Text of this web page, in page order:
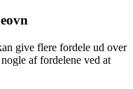
give flere fordele ud over
af fordelene ved at